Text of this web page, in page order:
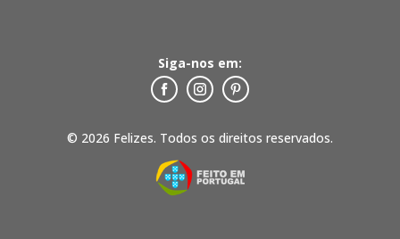
© 2026 Felizes. Todos os direitos reservados.
Siga-nos em: